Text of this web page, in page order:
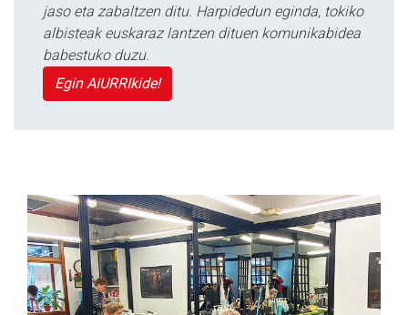
jaso eta zabaltzen ditu. Harpidedun eginda, tokiko
albisteak euskaraz lantzen dituen komunikabidea
babestuko duzu.
Egin AIURRIkide!